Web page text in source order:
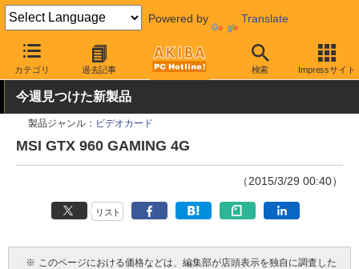
Powered by Translate
カテゴリ 過去記事 検索 Impressサイト
AKIBA PC Hotline! PCパーツ
ビデオカード（グラフィックボード）
今週見つけた新製品
製品ジャンル： ビデオカード
MSI GTX 960 GAMING 4G
（2015/3/29 00:40）
リスト
※ このページにおける価格などは、編集部が店頭表示を独自に調査した